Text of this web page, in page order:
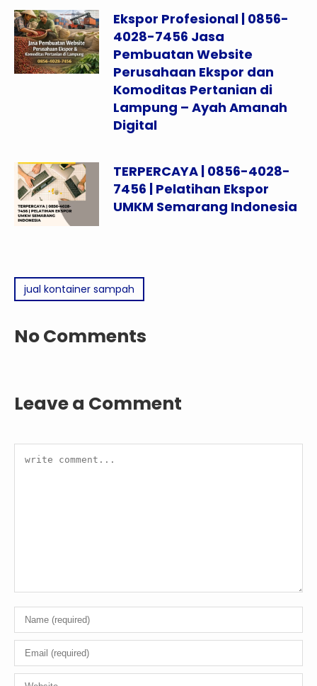
Ekspor Profesional | 0856-
4028-7456 Jasa
Pembuatan Website
Perusahaan Ekspor dan
Komoditas Pertanian di
Lampung – Ayah Amanah
Digital
TERPERCAYA | 0856-4028-
7456 | Pelatihan Ekspor
UMKM Semarang Indonesia
jual kontainer sampah
No Comments
Leave a Comment